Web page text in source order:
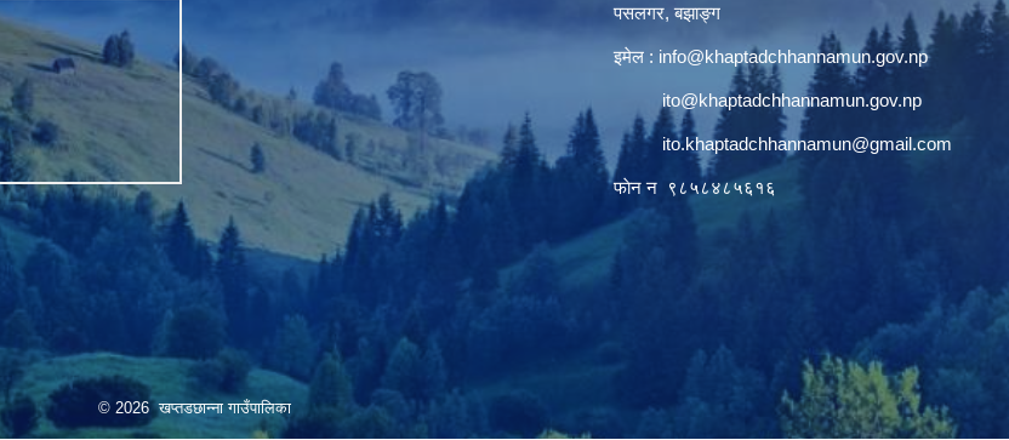
पसलगर, बझाङ्ग
इमेल : info@khaptadchhannamun.gov.np
ito@khaptadchhannamun.gov.np
ito.khaptadchhannamun@gmail.com
फाेन न‌‍‍ ९८५८४८५६१६
© 2026 खप्तडछान्ना गाउँपालिका